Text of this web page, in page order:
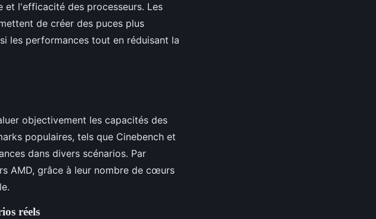
et l'efficacité des processeurs. Les
de créer des puces plus
les performances tout en réduisant la
objectivement les capacités des
populaires, tels que Cinebench et
dans divers scénarios. Par
AMD, grâce à leur nombre de cœurs
réels